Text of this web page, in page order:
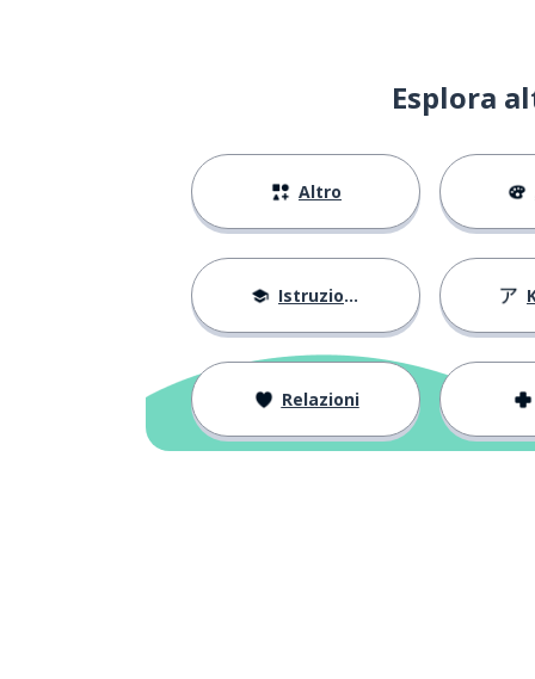
diecimila;
yen (¥)
Esplora
Altro
Istruzione
Relazioni